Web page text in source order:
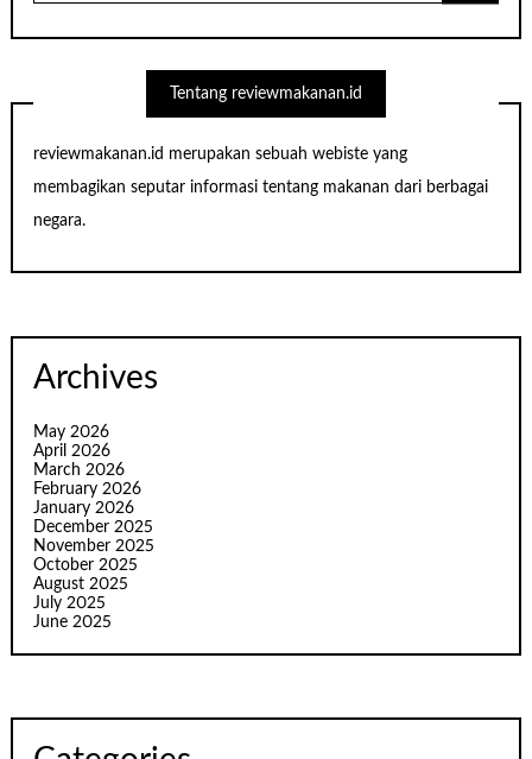
Tentang reviewmakanan.id
reviewmakanan.id merupakan sebuah webiste yang
membagikan seputar informasi tentang makanan dari berbagai
negara.
Archives
May 2026
April 2026
March 2026
February 2026
January 2026
December 2025
November 2025
October 2025
August 2025
July 2025
June 2025